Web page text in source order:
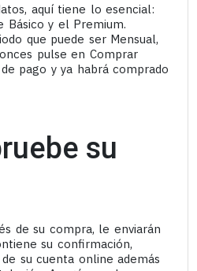
aquí tiene lo esencial:
Básico y el Premium.
que puede ser Mensual,
pulse en Comprar
pago y ya habrá comprado
su
de su compra, le enviarán
su confirmación,
su cuenta online además